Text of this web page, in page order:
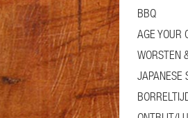
BBQ
AGE YOUR
WORSTEN
JAPANESE